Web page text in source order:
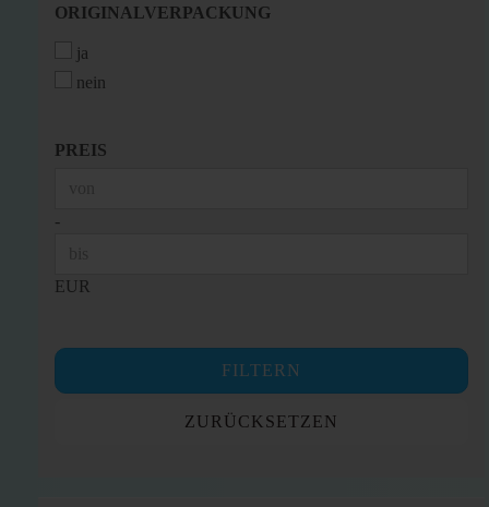
ORIGINALVERPACKUNG
ORIGINALVERPACKUNG
ja
nein
PREIS
PREIS
-
EUR
FILTERN
ZURÜCKSETZEN